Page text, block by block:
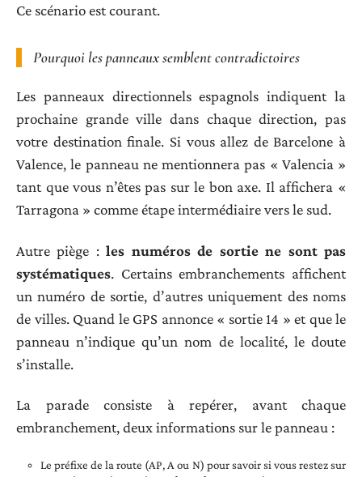
Ce scénario est courant.
Pourquoi les panneaux semblent contradictoires
Les panneaux directionnels espagnols indiquent la
prochaine grande ville dans chaque direction, pas
votre destination finale. Si vous allez de Barcelone à
Valence, le panneau ne mentionnera pas « Valencia »
tant que vous n’êtes pas sur le bon axe. Il affichera «
Tarragona » comme étape intermédiaire vers le sud.
Autre piège :les numéros de sortie ne sont pas
systématiques. Certains embranchements affichent
un numéro de sortie, d’autres uniquement des noms
de villes. Quand le GPS annonce « sortie 14 » et que le
panneau n’indique qu’un nom de localité, le doute
s’installe.
La parade consiste à repérer, avant chaque
embranchement, deux informations sur le panneau :
Le préfixe de la route (AP, A ou N) pour savoir si vous restez sur